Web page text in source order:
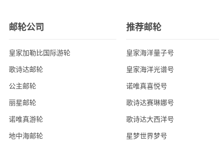
邮轮公司
皇家加勒比国际游轮
歌诗达邮轮
公主邮轮
丽星邮轮
诺唯真游轮
地中海邮轮
推荐邮轮
皇家海洋量子号
皇家海洋光谱号
诺唯真喜悦号
歌诗达赛琳娜号
歌诗达大西洋号
星梦世界梦号